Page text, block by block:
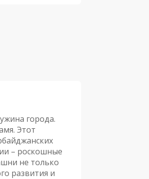
города.
Этот
– роскошные
не только
развития и